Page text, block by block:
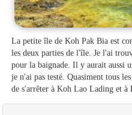
La petite île de Koh Pak Bia est
les deux parties de l'île. Je l'ai
pour la baignade. Il y aurait aussi
je n'ai pas testé. Quasiment tous
de s'arrêter à Koh Lao Lading et à